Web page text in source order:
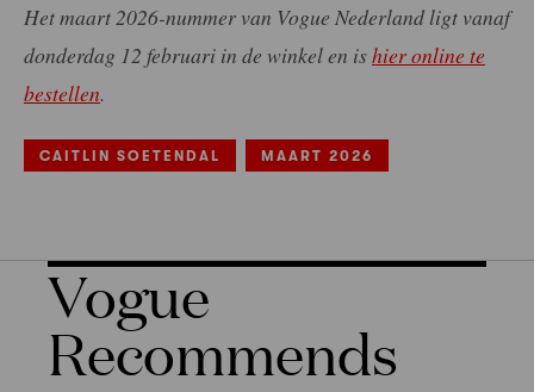
Het maart 2026-nummer van Vogue Nederland ligt vanaf
donderdag 12 februari in de winkel en ishier online te
bestellen.
CAITLIN SOETENDAL MAART 2026
Vogue
Recommends